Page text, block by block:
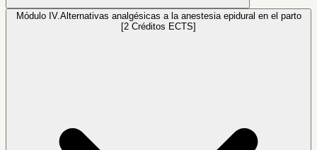
Módulo IV.Alternativas analgésicas a la anestesia epidural en el parto